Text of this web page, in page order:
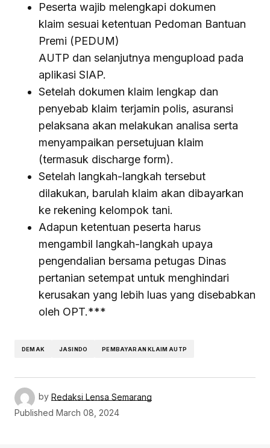
Peserta wajib melengkapi dokumen
klaim sesuai ketentuan Pedoman Bantuan
Premi (PEDUM)
AUTP dan selanjutnya mengupload pada
aplikasi SIAP.
Setelah dokumen klaim lengkap dan
penyebab klaim terjamin polis, asuransi
pelaksana akan melakukan analisa serta
menyampaikan persetujuan klaim
(termasuk discharge form).
Setelah langkah-langkah tersebut
dilakukan, barulah klaim akan dibayarkan
ke rekening kelompok tani.
Adapun ketentuan peserta harus
mengambil langkah-langkah upaya
pengendalian bersama petugas Dinas
pertanian setempat untuk menghindari
kerusakan yang lebih luas yang disebabkan
oleh OPT.***
DEMAK JASINDO PEMBAYARAN KLAIM AUTP
by Redaksi Lensa Semarang
Published March 08, 2024